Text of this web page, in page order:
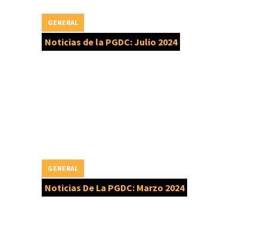
Noticias de la PGDC: Julio 2024
GENERAL
Noticias De La PGDC: Marzo 2024
GENERAL